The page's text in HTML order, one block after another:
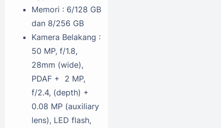
Memori : 6/128 GB
dan 8/256 GB
Kamera Belakang :
50 MP, f/1.8,
28mm (wide),
PDAF + 2 MP,
f/2.4, (depth) +
0.08 MP (auxiliary
lens), LED flash,